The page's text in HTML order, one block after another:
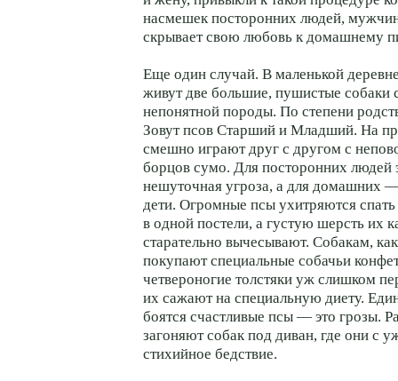
насмешек посторонних людей,
скрывает свою любовь к домашнему
Еще один случай. В маленькой
живут две большие, пушистые собаки
непонятной породы. По степени
Зовут псов Старший и Младший. На
смешно играют друг с другом с
борцов сумо. Для посторонних людей
нешуточная угроза, а для домашних
дети. Огромные псы ухитряются спать
в одной постели, а густую шерсть их
старательно вычесывают. Собакам,
покупают специальные собачьи
четвероногие толстяки уж слишком
их сажают на специальную диету.
боятся счастливые псы — это грозы.
загоняют собак под диван, где они с
стихийное бедствие.